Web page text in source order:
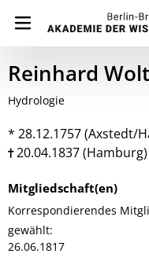
Reinhard
Hydrologie
* 28.12.1757 (Axstedt/
20.04.1837 (Hamburg)
Mitgliedschaft(en)
Korrespondierendes
gewählt:
26.06.1817